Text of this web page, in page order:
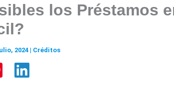
los Préstamos
2024 | Créditos